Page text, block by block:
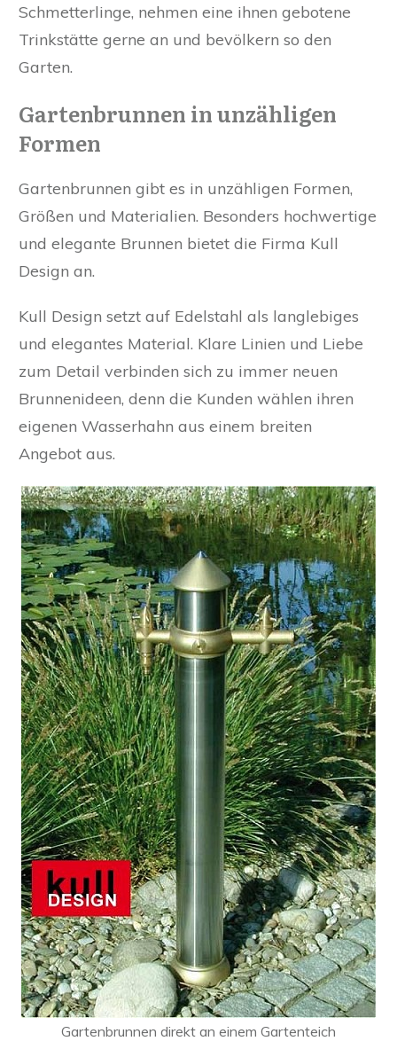
Schmetterlinge, nehmen eine ihnen gebotene
Trinkstätte gerne an und bevölkern so den
Garten.
Gartenbrunnen in unzähligen
Formen
Gartenbrunnen gibt es in unzähligen Formen,
Größen und Materialien. Besonders hochwertige
und elegante Brunnen bietet die Firma Kull
Design an.
Kull Design setzt auf Edelstahl als langlebiges
und elegantes Material. Klare Linien und Liebe
zum Detail verbinden sich zu immer neuen
Brunnenideen, denn die Kunden wählen ihren
eigenen Wasserhahn aus einem breiten
Angebot aus.
Gartenbrunnen direkt an einem Gartenteich